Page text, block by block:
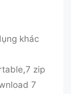
khác
,7 zip
7